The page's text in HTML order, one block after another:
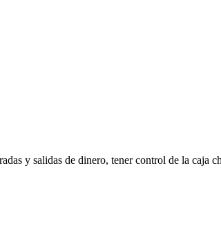
y salidas de dinero, tener control de la caja